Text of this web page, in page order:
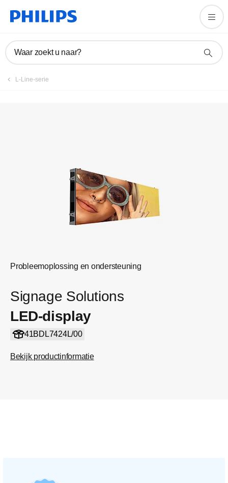
Waar zoekt u naar?
L-Line-serie
Probleemoplossing en ondersteuning
Signage Solutions
LED-display
41BDL7424L/00
Bekijk productinformatie
Product registreren